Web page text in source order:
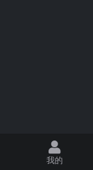
我的